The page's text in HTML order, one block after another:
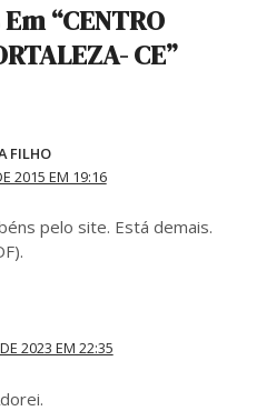
“CENTRO
CE”
FILHO
2015 EM 19:16
pelo site. Está demais.
2023 EM 22:35